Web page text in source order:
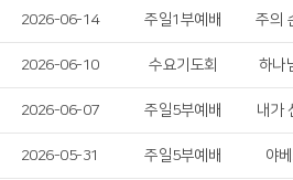
2026-06-14 주일1부예배
2026-06-10 수요기도회 하나
2026-06-07 주일5부예배 내가
2026-05-31 주일5부예배 야